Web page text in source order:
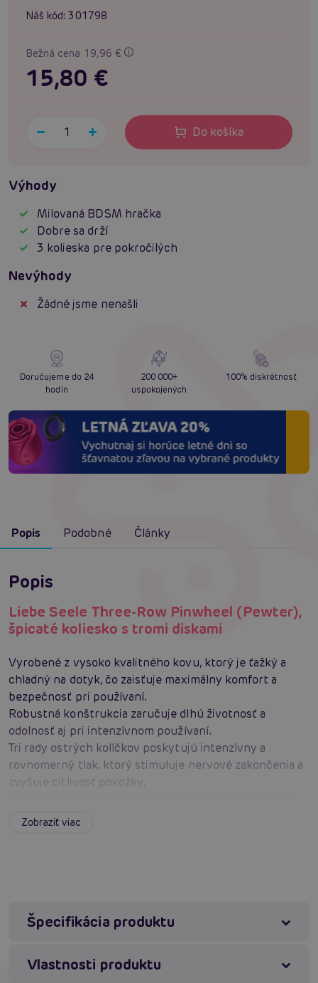
Náš kód: 301798
Bežná cena 19,96 €
15,80 €
Do košíka
Výhody
Milovaná BDSM hračka
Dobre sa drží
3 kolieska pre pokročilých
Nevýhody
Žádné jsme nenašli
Doručujeme do 24
hodín
200 000+
uspokojených
100% diskrétnosť
Popis Podobné Články
Popis
Liebe Seele Three-Row Pinwheel (Pewter),
špicaté koliesko s tromi diskami
Vyrobené z vysoko kvalitného kovu, ktorý je ťažký a
chladný na dotyk, čo zaisťuje maximálny komfort a
bezpečnosť pri používaní.
Robustná konštrukcia zaručuje dlhú životnosť a
odolnosť aj pri intenzívnom používaní.
Tri rady ostrých kolíčkov poskytujú intenzívny a
rovnomerný tlak, ktorý stimuluje nervové zakončenia a
zvyšuje citlivosť pokožky.
vašim hrám estetický nádych.
Kvalitné Materiály
Unikátny Design
Zobraziť viac
Špecifikácia produktu
Vlastnosti produktu